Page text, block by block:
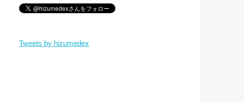
Tweets by hizumedex